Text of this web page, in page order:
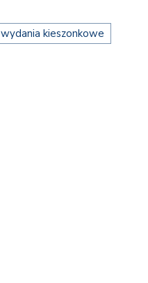
wydania kieszonkowe